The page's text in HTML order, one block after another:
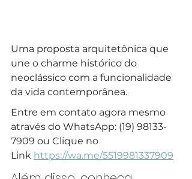
Uma proposta arquitetônica que
une o charme histórico do
neoclássico com a funcionalidade
da vida contemporânea.
Entre em contato agora mesmo
através do WhatsApp: (19) 98133-
7909 ou Clique no
Link https://wa.me/5519981337909